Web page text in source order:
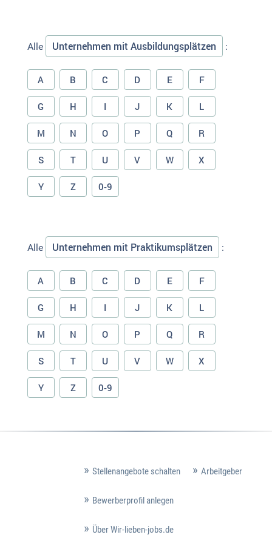
Alle Unternehmen mit Ausbildungsplätzen :
A B C D E F
G H I J K L
M N O P Q R
S T U V W X
Y Z 0-9
Alle Unternehmen mit Praktikumsplätzen :
A B C D E F
G H I J K L
M N O P Q R
S T U V W X
Y Z 0-9
Stellenangebote schalten Arbeitgeber
Bewerberprofil anlegen
Über Wir-lieben-jobs.de